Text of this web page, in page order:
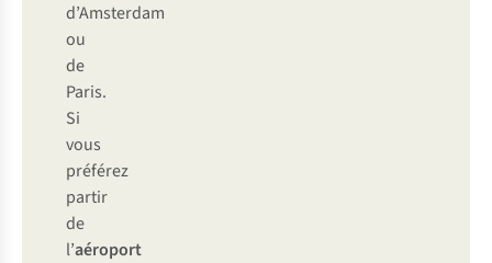
d’Amsterdam
ou
de
Paris.
Si
vous
préférez
partir
de
l’aéroport